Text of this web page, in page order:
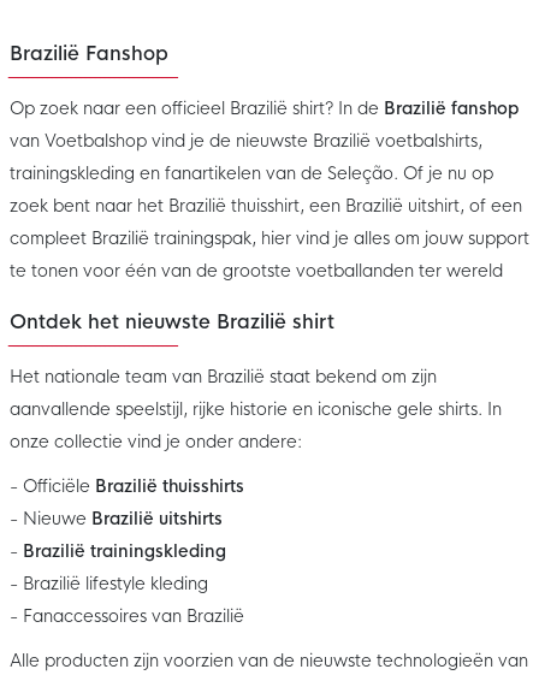
Brazilië Fanshop
Op zoek naar een officieel Brazilië shirt? In de Brazilië fanshop
van Voetbalshop vind je de nieuwste Brazilië voetbalshirts,
trainingskleding en fanartikelen van de Seleção. Of je nu op
zoek bent naar het Brazilië thuisshirt, een Brazilië uitshirt, of een
compleet Brazilië trainingspak, hier vind je alles om jouw support
te tonen voor één van de grootste voetballanden ter wereld
Ontdek het nieuwste Brazilië shirt
Het nationale team van Brazilië staat bekend om zijn
aanvallende speelstijl, rijke historie en iconische gele shirts. In
onze collectie vind je onder andere:
- Officiële Brazilië thuisshirts
- Nieuwe Brazilië uitshirts
- Brazilië trainingskleding
- Brazilië lifestyle kleding
- Fanaccessoires van Brazilië
Alle producten zijn voorzien van de nieuwste technologieën van